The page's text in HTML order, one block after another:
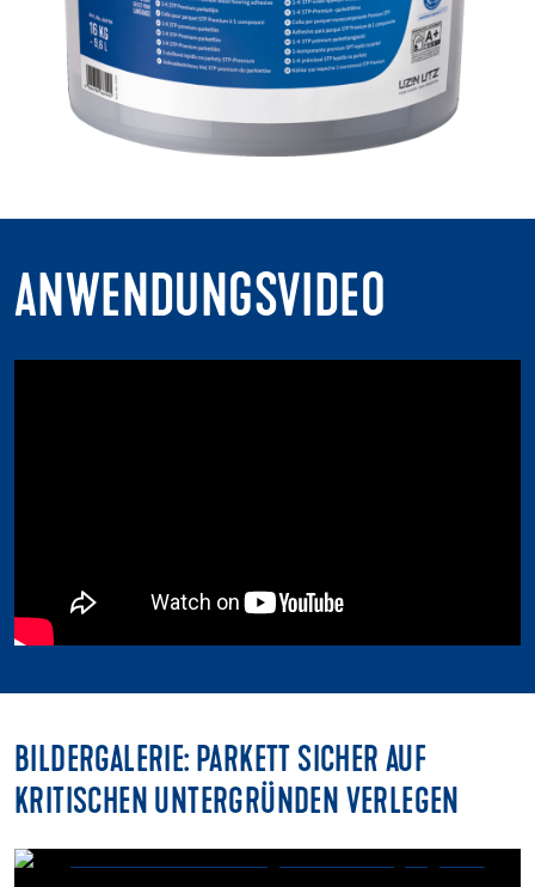
ANWENDUNGSVIDEO
BILDERGALERIE: PARKETT SICHER AUF
KRITISCHEN UNTERGRÜNDEN VERLEGEN